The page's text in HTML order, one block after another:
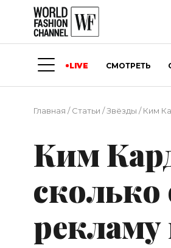
LIVE СМОТРЕТЬ
Главная /Статьи /Звёзды /Ким
Ким
сколько